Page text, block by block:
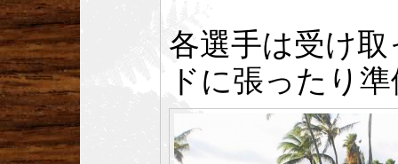
各選手は受け
ドに張ったり